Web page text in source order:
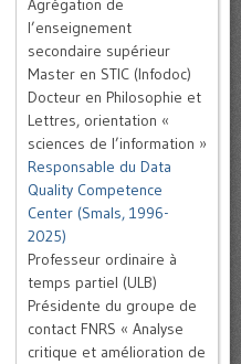
Agrégation de
l’enseignement
secondaire supérieur
Master en STIC (Infodoc)
Docteur en Philosophie et
Lettres, orientation «
sciences de l’information »
Responsable du Data
Quality Competence
Center (Smals, 1996-
2025)
Professeur ordinaire à
temps partiel (ULB)
Présidente du groupe de
contact FNRS « Analyse
critique et amélioration de